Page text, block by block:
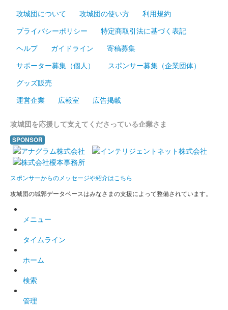
城印。50枚限定。
彦根城 御城印 天守背景版
販売終了
「第参回大阪・お城フェス2024」会場内国宝 彦根城・佐和山城
彦根城 御城印
井伊の赤備え初陣440年記念×新紙幣発
配布終了
独立行政法人国立印刷局彦根工場作成の特別な御城印を、テーマ
展「井伊の赤備え–勇猛なる軍団−」開催期間中の土曜日及び日曜
日の午前・午後に有料観覧者を対象として抽選でプレゼントされ
た御城印。200枚（開催……
彦根城 御城印
販売終了
攻城団について 攻城団の使い方
利用規約
プライバシーポリシー
特定商取引法に基づく表記
ヘルプ
ガイドライン
寄稿募集
サポーター募集（個人）
スポンサー募集（企業団体）
グッズ販売
運営企業
広報室 広告掲載
攻城団を応援して支えてくださっている企業さま
SPONSOR
スポンサーからのメッセージや紹介はこちら
攻城団の城郭データベースはみなさまの支援によって整備されています。
メニュー
タイムライン
ホーム
検索
管理